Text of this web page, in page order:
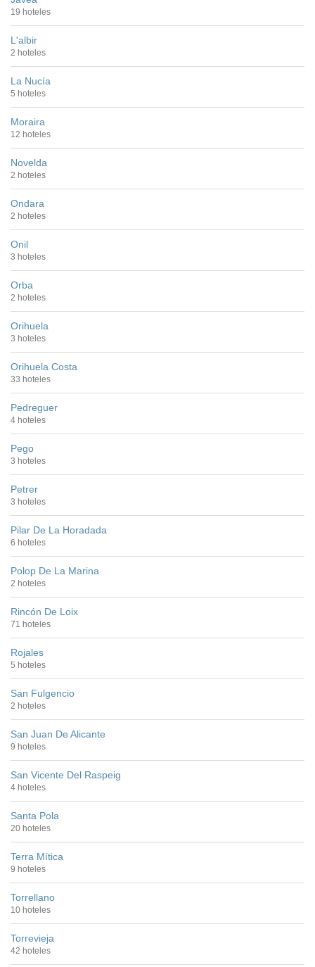
19 hoteles
L'albir
2 hoteles
La Nucía
5 hoteles
Moraira
12 hoteles
Novelda
2 hoteles
Ondara
2 hoteles
Onil
3 hoteles
Orba
2 hoteles
Orihuela
3 hoteles
Orihuela Costa
33 hoteles
Pedreguer
4 hoteles
Pego
3 hoteles
Petrer
3 hoteles
Pilar De La Horadada
6 hoteles
Polop De La Marina
2 hoteles
Rincón De Loix
71 hoteles
Rojales
5 hoteles
San Fulgencio
2 hoteles
San Juan De Alicante
9 hoteles
San Vicente Del Raspeig
4 hoteles
Santa Pola
20 hoteles
Terra Mítica
9 hoteles
Torrellano
10 hoteles
Torrevieja
42 hoteles